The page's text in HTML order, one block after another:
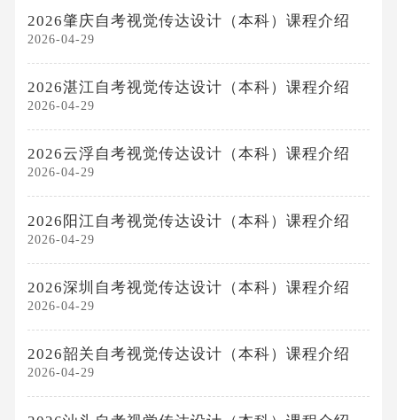
2026肇庆自考视觉传达设计（本科）课程介绍
2026-04-29
2026湛江自考视觉传达设计（本科）课程介绍
2026-04-29
2026云浮自考视觉传达设计（本科）课程介绍
2026-04-29
2026阳江自考视觉传达设计（本科）课程介绍
2026-04-29
2026深圳自考视觉传达设计（本科）课程介绍
2026-04-29
2026韶关自考视觉传达设计（本科）课程介绍
2026-04-29